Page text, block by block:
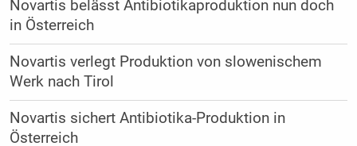
Novartis belässt Antibiotikaproduktion nun doch
in Österreich
Novartis verlegt Produktion von slowenischem
Werk nach Tirol
Novartis sichert Antibiotika-Produktion in
Österreich